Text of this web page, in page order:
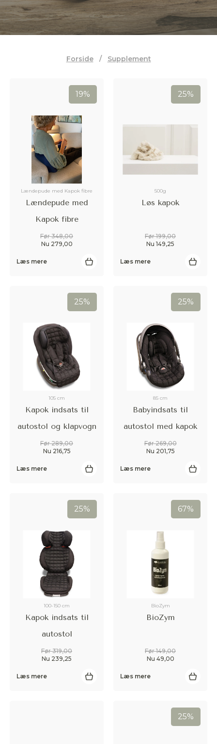
Forside / Supplement
19%
Lændepude med Kapok fibre
Lændepude med
Kapok fibre
Før 348,00
Nu 279,00
Læs mere
25%
500g
Løs kapok
Før 199,00
Nu 149,25
Læs mere
25%
105 cm
Kapok indsats til
autostol og klapvogn
Før 289,00
Nu 216,75
Læs mere
25%
85 cm
Babyindsats til
autostol med kapok
Før 269,00
Nu 201,75
Læs mere
25%
100-150 cm
Kapok indsats til
autostol
Før 319,00
Nu 239,25
Læs mere
67%
BioZym
BioZym
Før 149,00
Nu 49,00
Læs mere
25%